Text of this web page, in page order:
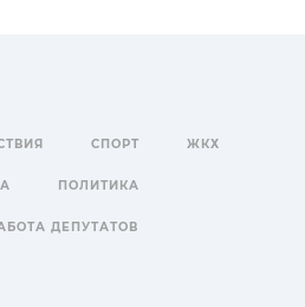
СПОРТ ЖКХ
ПОЛИТИКА
ДЕПУТАТОВ